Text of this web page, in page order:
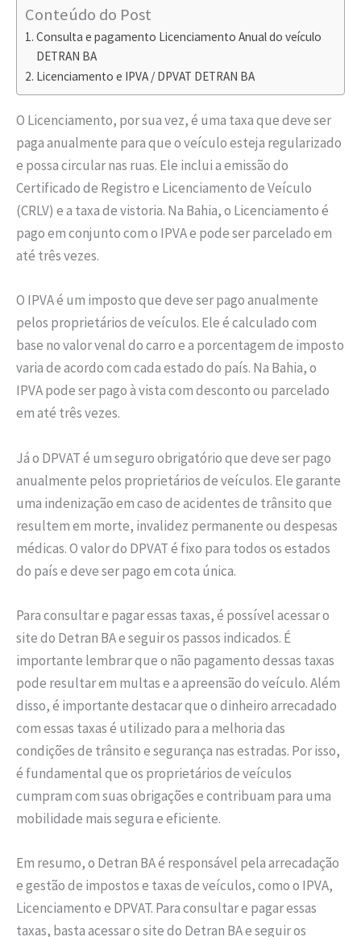
Conteúdo do Post
Consulta e pagamento Licenciamento Anual do veículo
DETRAN BA
Licenciamento e IPVA / DPVAT DETRAN BA
O Licenciamento, por sua vez, é uma taxa que deve ser
paga anualmente para que o veículo esteja regularizado
e possa circular nas ruas. Ele inclui a emissão do
Certificado de Registro e Licenciamento de Veículo
(CRLV) e a taxa de vistoria. Na Bahia, o Licenciamento é
pago em conjunto com o IPVA e pode ser parcelado em
até três vezes.
O IPVA é um imposto que deve ser pago anualmente
pelos proprietários de veículos. Ele é calculado com
base no valor venal do carro e a porcentagem de imposto
varia de acordo com cada estado do país. Na Bahia, o
IPVA pode ser pago à vista com desconto ou parcelado
em até três vezes.
Já o DPVAT é um seguro obrigatório que deve ser pago
anualmente pelos proprietários de veículos. Ele garante
uma indenização em caso de acidentes de trânsito que
resultem em morte, invalidez permanente ou despesas
médicas. O valor do DPVAT é fixo para todos os estados
do país e deve ser pago em cota única.
Para consultar e pagar essas taxas, é possível acessar o
site do Detran BA e seguir os passos indicados. É
importante lembrar que o não pagamento dessas taxas
pode resultar em multas e a apreensão do veículo. Além
disso, é importante destacar que o dinheiro arrecadado
com essas taxas é utilizado para a melhoria das
condições de trânsito e segurança nas estradas. Por isso,
é fundamental que os proprietários de veículos
cumpram com suas obrigações e contribuam para uma
mobilidade mais segura e eficiente.
Em resumo, o Detran BA é responsável pela arrecadação
e gestão de impostos e taxas de veículos, como o IPVA,
Licenciamento e DPVAT. Para consultar e pagar essas
taxas, basta acessar o site do Detran BA e seguir os